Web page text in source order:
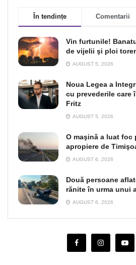
În tendințe Comentarii
Vin furtunile!
de vijelii şi ploi
AUGUST 5, 2026
Noua Legea a
cu prevederile care
Fritz
AUGUST 5, 2026
O maşină a luat foc
apropiere de
AUGUST 6, 2026
Două persoane
rănite în urma unui
AUGUST 6, 2026